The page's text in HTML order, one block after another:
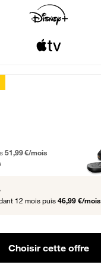
Fibre
12 mois puis 51,99 € par
51,99 €/mois
12 mois puis 46,99 €/mois
Choisir cette offre